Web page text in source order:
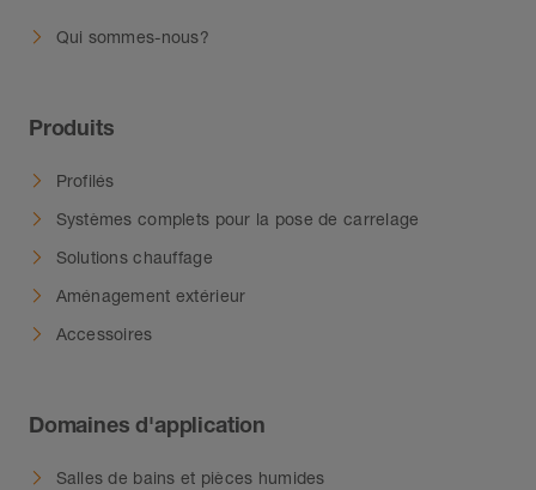
Qui sommes-nous?
Produits
Profilés
Systèmes complets pour la pose de carrelage
Solutions chauffage
Aménagement extérieur
Accessoires
Domaines d'application
Salles de bains et pièces humides